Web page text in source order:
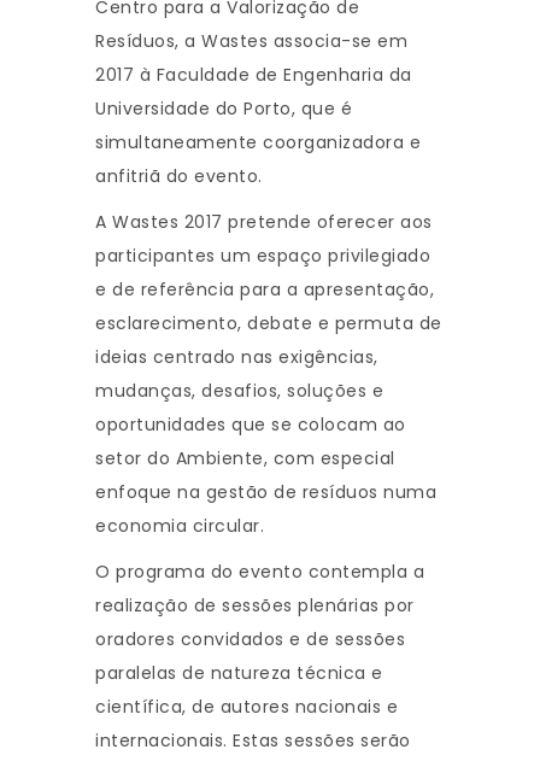
Centro para a Valorização de
Resíduos, a Wastes associa-se em
2017 à Faculdade de Engenharia da
Universidade do Porto, que é
simultaneamente coorganizadora e
anfitriã do evento.
A Wastes 2017 pretende oferecer aos
participantes um espaço privilegiado
e de referência para a apresentação,
esclarecimento, debate e permuta de
ideias centrado nas exigências,
mudanças, desafios, soluções e
oportunidades que se colocam ao
setor do Ambiente, com especial
enfoque na gestão de resíduos numa
economia circular.
O programa do evento contempla a
realização de sessões plenárias por
oradores convidados e de sessões
paralelas de natureza técnica e
científica, de autores nacionais e
internacionais. Estas sessões serão